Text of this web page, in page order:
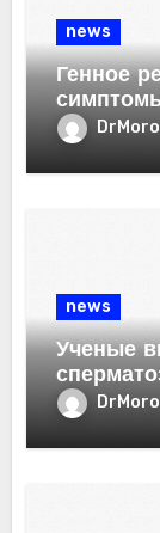
news
Генное
у мышей
DrMoro
news
Ученые
человека
DrMoro